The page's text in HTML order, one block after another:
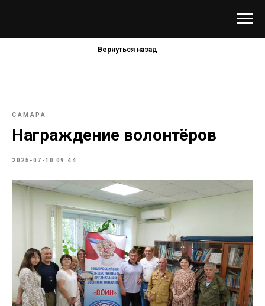
Вернуться назад
САМАРА
Награждение волонтёров
2025-07-10 09:44